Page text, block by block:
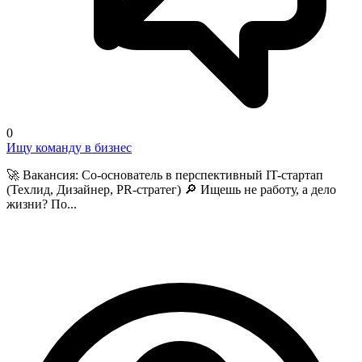
0
Ищу команду в бизнес
🚀 Вакансия: Со-основатель в перспективный IT-стартап
(Техлид, Дизайнер, PR-стратег) 🔎 Ищешь не работу, а дело
жизни? По...